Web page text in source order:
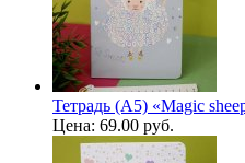
Тетрадь (A5) «Magic
Цена: 69.00 руб.